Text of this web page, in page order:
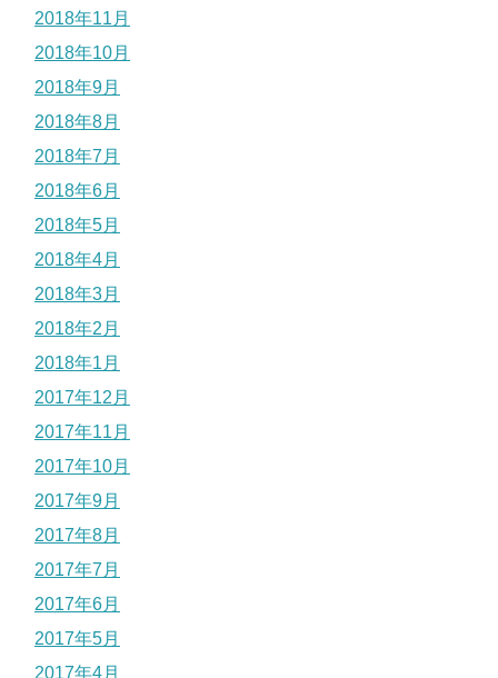
2018年11月
2018年10月
2018年9月
2018年8月
2018年7月
2018年6月
2018年5月
2018年4月
2018年3月
2018年2月
2018年1月
2017年12月
2017年11月
2017年10月
2017年9月
2017年8月
2017年7月
2017年6月
2017年5月
2017年4月